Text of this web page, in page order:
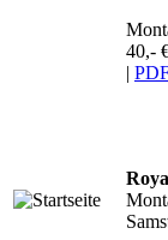
40,-
|